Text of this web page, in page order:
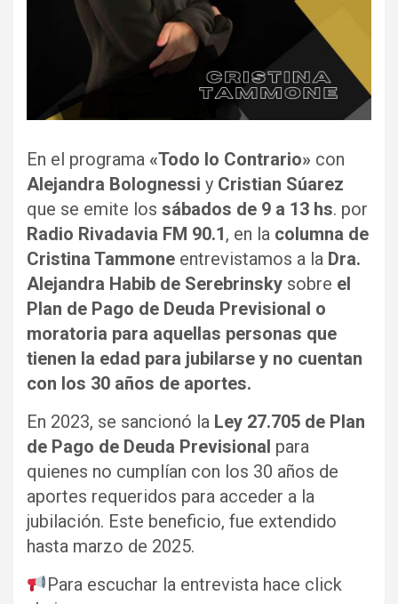
En el programa «Todo lo Contrario» con
Alejandra Bolognessi y Cristian Súarez
que se emite los sábados de 9 a 13 hs. por
Radio Rivadavia FM 90.1, en la columna de
Cristina Tammone entrevistamos a la Dra.
Alejandra Habib de Serebrinsky sobre el
Plan de Pago de Deuda Previsional o
moratoria para aquellas personas que
tienen la edad para jubilarse y no cuentan
con los 30 años de aportes.
En 2023, se sancionó la Ley 27.705 de Plan
de Pago de Deuda Previsional para
quienes no cumplían con los 30 años de
aportes requeridos para acceder a la
jubilación. Este beneficio, fue extendido
hasta marzo de 2025.
Para escuchar la entrevista hace click